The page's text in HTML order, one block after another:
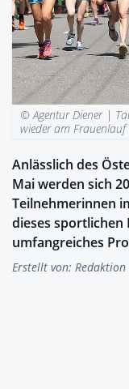
© Agentur Diener |
wieder am Frauenlauf
Anlässlich des
Mai werden sich
Teilnehmerinnen
dieses sportlichen
umfangreiches
Erstellt von: Redaktion